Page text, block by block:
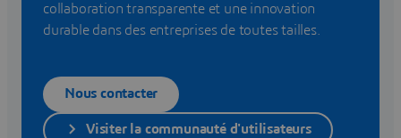
collaboration transparente et une innovation
durable dans des entreprises de toutes tailles.
Nous contacter
Visiter la communauté d'utilisateurs